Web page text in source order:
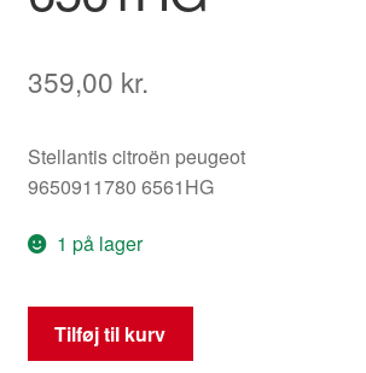
359,00 kr.
Stellantis citroën peugeot
9650911780 6561HG
1 på lager
Antenne
Citroën
Tilføj til kurv